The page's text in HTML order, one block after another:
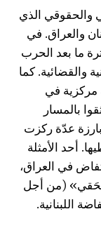
والحقوقي الذي
والعراق. في
ما بعد الحرب
والقضائية. كما
مركزية في
بالمسار
عدّة ركزت
أحد الأمثلة
في العراق،
(من أجل
اللبنانية.